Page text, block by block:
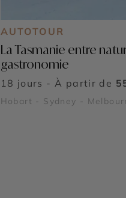
AUTOTOUR
La Tasmanie entre
gastronomie
18 jours - À partir de
Hobart - Sydney -